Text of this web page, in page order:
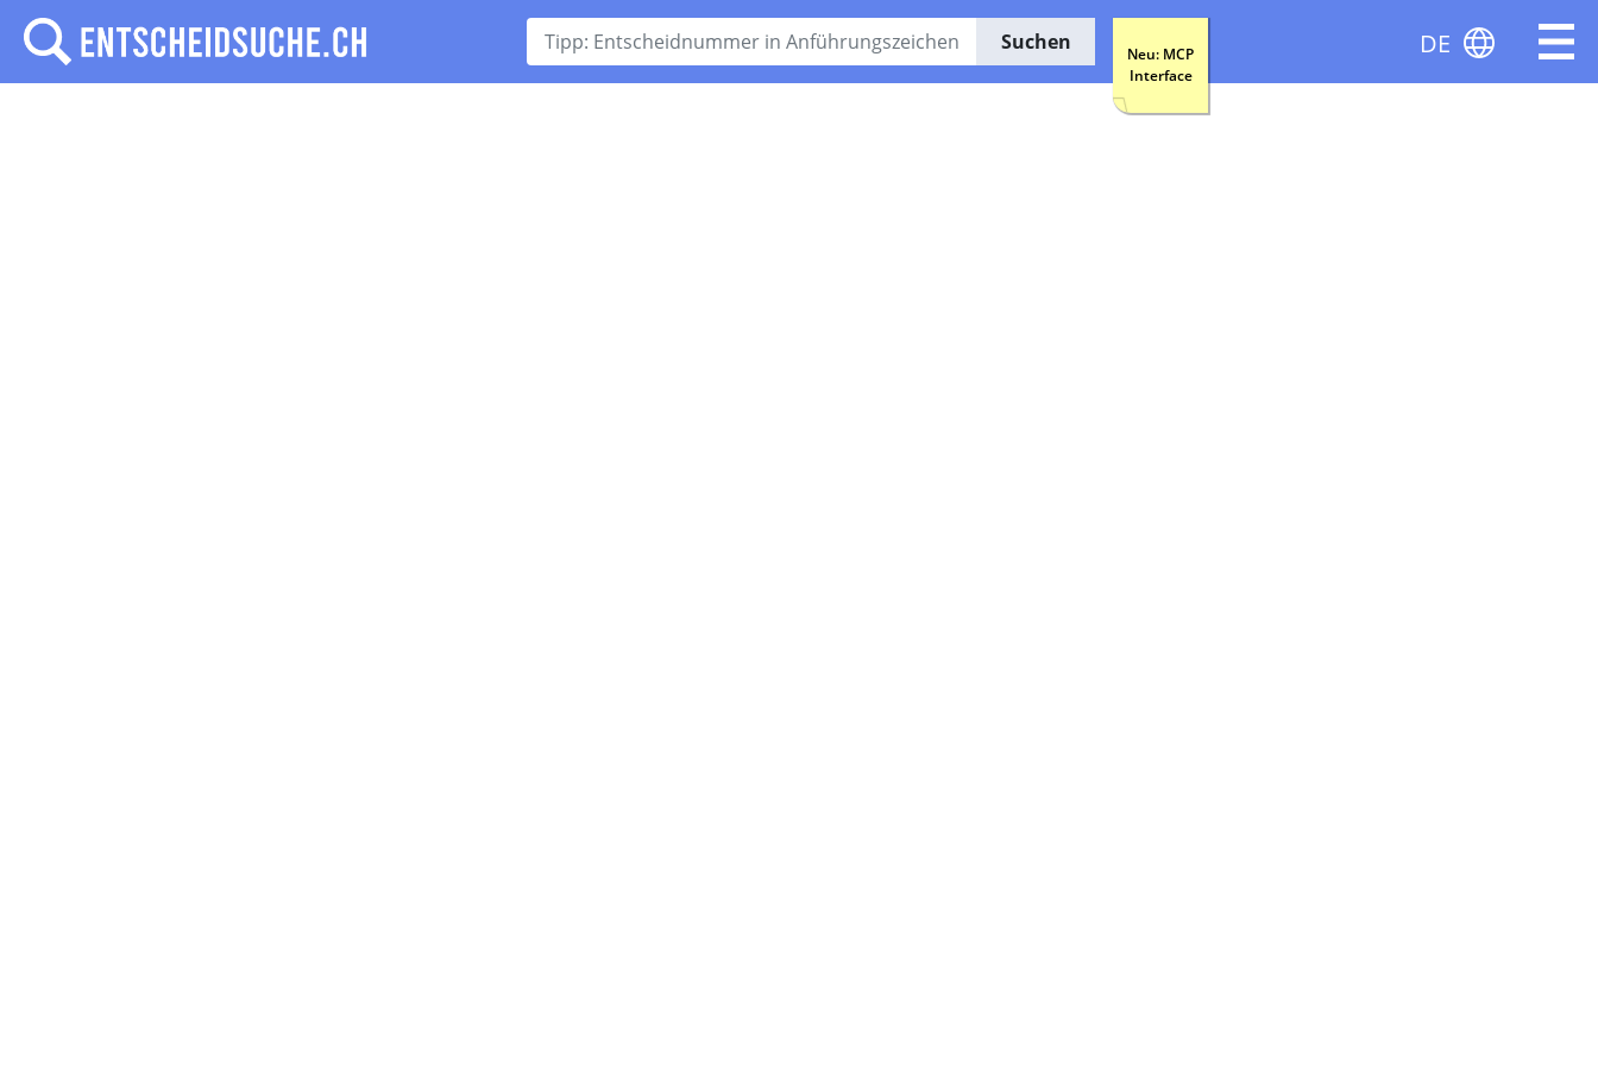
Suchen
Neu: MCP
Interface
DE